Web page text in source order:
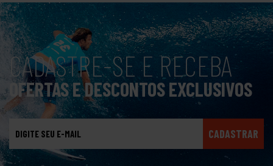
CADASTRE-SE E RECEBA
OFERTAS E DESCONTOS EXCLUSIVOS
CADASTRAR